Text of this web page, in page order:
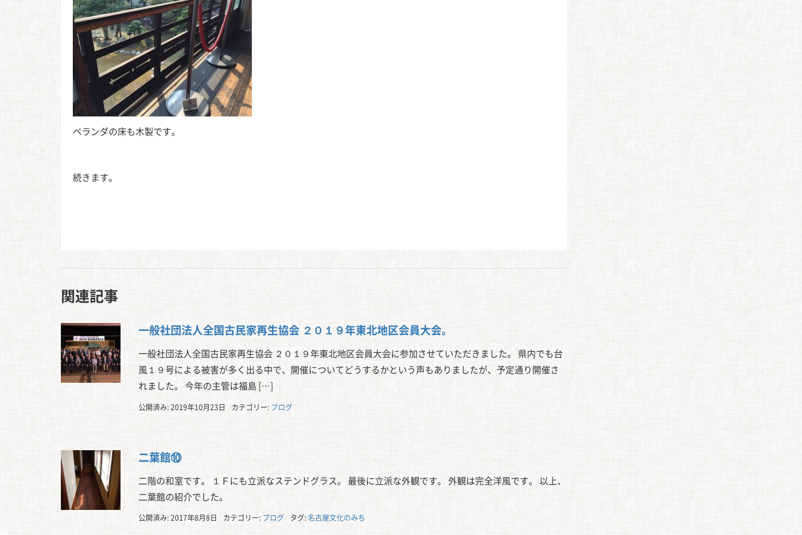
ベランダの床も木製です。
続きます。
関連記事
一般社団法人全国古民家再生協会 ２０１９年東北地区会員大会。
一般社団法人全国古民家再生協会 ２０１９年東北地区会員大会に参加させていただきました。 県内でも台
風１９号による被害が多く出る中で、開催についてどうするかという声もありましたが、予定通り開催さ
れました。 今年の主管は福島 […]
公開済み: 2019年10月23日 カテゴリー: ブログ
二葉館⑩
二階の和室です。 １Ｆにも立派なステンドグラス。 最後に立派な外観です。 外観は完全洋風です。 以上、
二葉館の紹介でした。
公開済み: 2017年8月8日 カテゴリー: ブログ タグ:名古屋文化のみち